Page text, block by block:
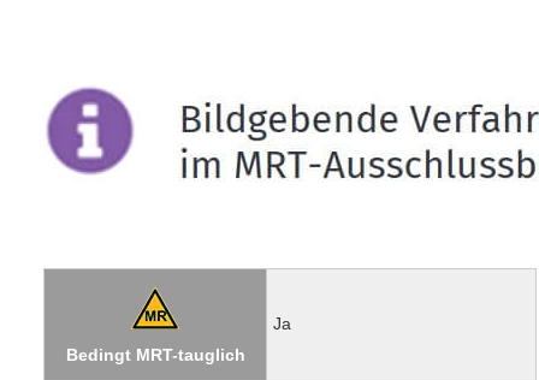
Bedingt MRT-tauglich
Ja